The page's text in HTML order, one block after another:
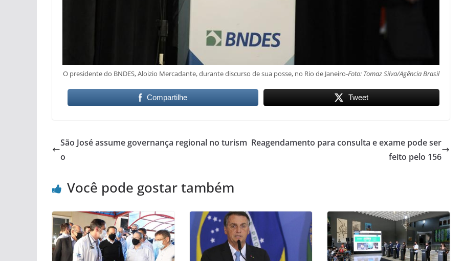
O presidente do BNDES, Aloizio Mercadante, durante discurso de sua posse, no Rio de Janeiro-Foto: Tomaz Silva/Agência Brasil
Compartilhe Tweet
São José assume governança regional no turism
o
Reagendamento para consulta e exame pode ser
feito pelo 156
Você pode gostar também